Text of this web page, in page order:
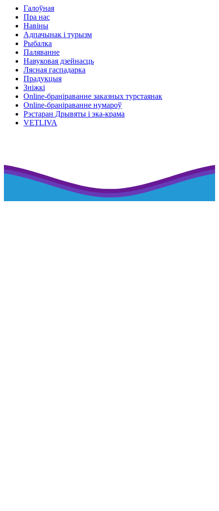
Галоўная
Пра нас
Навіны
Адпачынак і турызм
Рыбалка
Паляванне
Навуковая дзейнасць
Лясная гаспадарка
Прадукцыя
Зніжкі
Оnline-бранiраванне заказных турстаянак
Оnline-бранiраванне нумароў
Рэстаран Дрывяты і эка-крама
VETLIVA